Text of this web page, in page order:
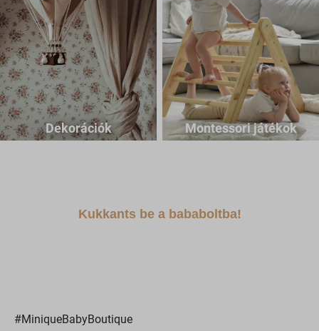
Dekorációk Montessori játékok
Kukkants be a bababoltba!
#MiniqueBabyBoutique